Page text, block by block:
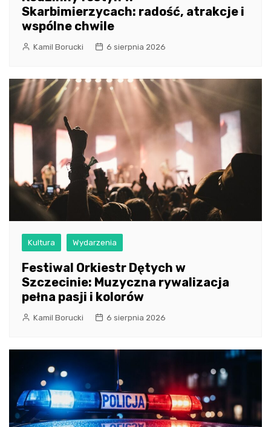
Skarbimierzycach: radość, atrakcje i
wspólne chwile
Kamil Borucki 6 sierpnia 2026
Kultura Wydarzenia
Festiwal Orkiestr Dętych w
Szczecinie: Muzyczna rywalizacja
pełna pasji i kolorów
Kamil Borucki 6 sierpnia 2026